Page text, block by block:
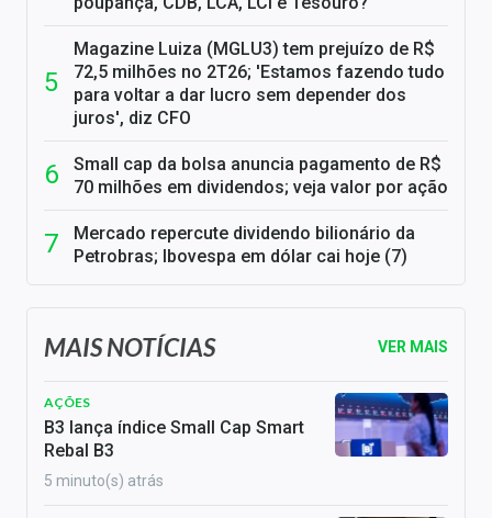
Magazine Luiza (MGLU3) tem prejuízo de R$
72,5 milhões no 2T26; 'Estamos fazendo tudo
para voltar a dar lucro sem depender dos
juros', diz CFO
Small cap da bolsa anuncia pagamento de R$
70 milhões em dividendos; veja valor por ação
Mercado repercute dividendo bilionário da
Petrobras; Ibovespa em dólar cai hoje (7)
MAIS NOTÍCIAS VER MAIS
AÇÕES
B3 lança índice Small Cap Smart
Rebal B3
5 minuto(s) atrás